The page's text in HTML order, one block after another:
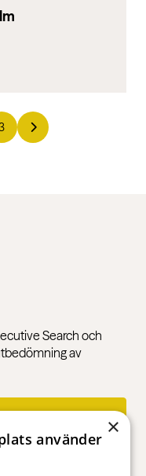
Search och
av
rekrytering,
×
använder